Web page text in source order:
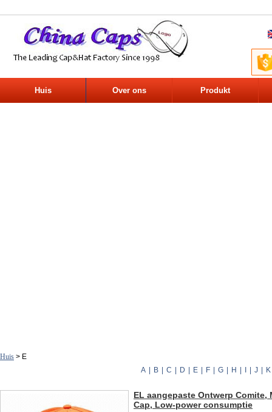
Huis Over ons Produkt
Huis > E
A
B C D E F G H J K
EL aangepaste Ontwerp Comite,
Cap, Low-power consumptie